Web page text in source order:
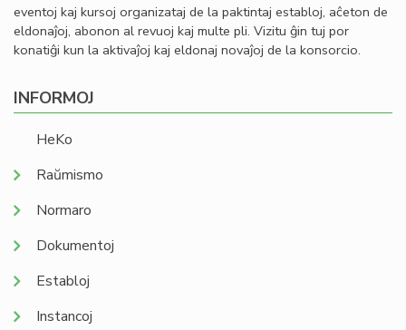
eventoj kaj kursoj organizataj de la paktintaj establoj, aĉeton de
eldonaĵoj, abonon al revuoj kaj multe pli. Vizitu ĝin tuj por
konatiĝi kun la aktivaĵoj kaj eldonaj novaĵoj de la konsorcio.
INFORMOJ
HeKo
Raŭmismo
Normaro
Dokumentoj
Establoj
Instancoj